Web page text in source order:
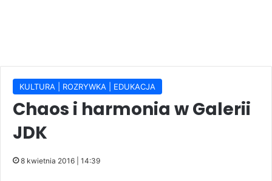
KULTURA | ROZRYWKA | EDUKACJA
Chaos i harmonia w Galerii
JDK
8 kwietnia 2016 | 14:39